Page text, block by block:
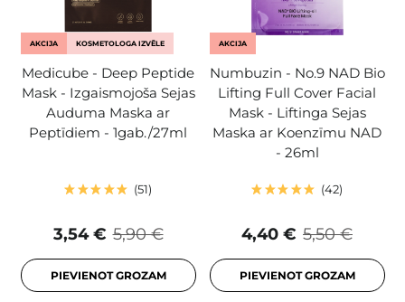
AKCIJA KOSMETOLOGA IZVĒLE
Medicube - Deep Peptide
Mask - Izgaismojoša Sejas
Auduma Maska ar
Peptīdiem - 1gab./27ml
51
5,90 €
3,54 €
PIEVIENOT GROZAM
AKCIJA
Numbuzin - No.9 NAD Bio
Lifting Full Cover Facial
Mask - Liftinga Sejas
Maska ar Koenzīmu NAD
- 26ml
42
5,50 €
4,40 €
PIEVIENOT GROZAM